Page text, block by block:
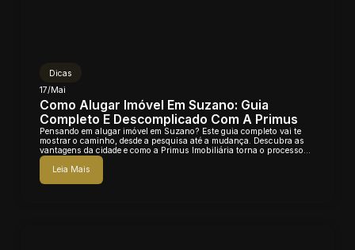
Dicas
17/Mai
Como Alugar Imóvel Em Suzano: Guia
Completo E Descomplicado Com A Primus
Pensando em alugar imóvel em Suzano? Este guia completo vai te
mostrar o caminho, desde a pesquisa até a mudança. Descubra as
vantagens da cidade e como a Primus Imobiliária torna o processo
fácil e seguro para...
Leia Mais